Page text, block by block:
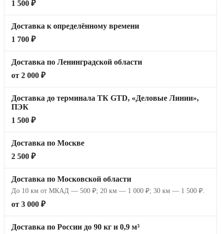
1 500 ₽
Доставка к определённому времени
1 700 ₽
Доставка по Ленинградской области
от 2 000 ₽
Доставка до терминала ТК GTD, «Деловые Линии»,
ПЭК
1 500 ₽
Доставка по Москве
2 500 ₽
Доставка по Московской области
До 10 км от МКАД — 500 ₽; 20 км — 1 000 ₽; 30 км — 1 500 ₽.
от 3 000 ₽
Доставка по России до 90 кг и 0,9 м³